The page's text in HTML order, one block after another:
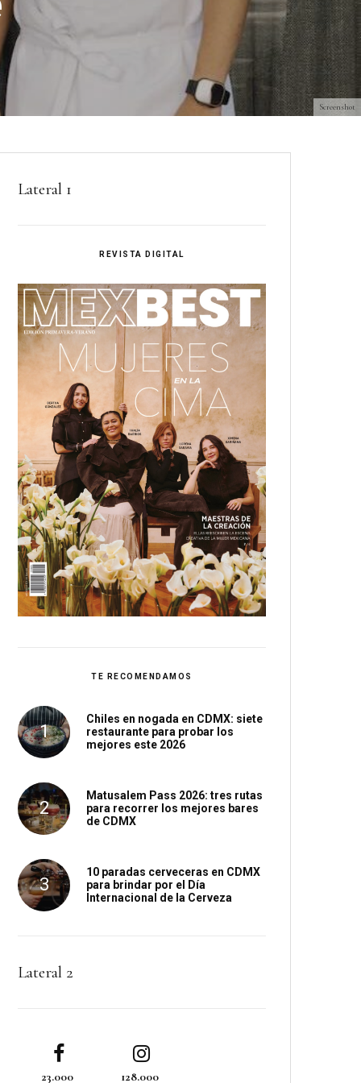
Screenshot
Lateral 1
REVISTA DIGITAL
TE RECOMENDAMOS
Chiles en nogada en CDMX: siete
restaurante para probar los
mejores este 2026
Matusalem Pass 2026: tres rutas
para recorrer los mejores bares
de CDMX
10 paradas cerveceras en CDMX
para brindar por el Día
Internacional de la Cerveza
Lateral 2
23.000 128.000